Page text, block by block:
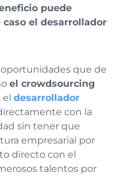
puede
el desarrollador
que de
el crowdsourcing
, el desarrollador
con la
sin tener que
empresarial por
directo con el
talentos por